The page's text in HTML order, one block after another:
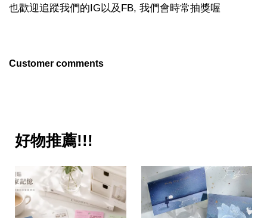
也歡迎追蹤我們的IG以及FB, 我們會時常抽獎喔
Customer comments
好物推薦!!!